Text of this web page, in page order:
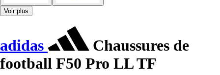
Voir plus
adidas
Chaussures de
football F50 Pro LL TF